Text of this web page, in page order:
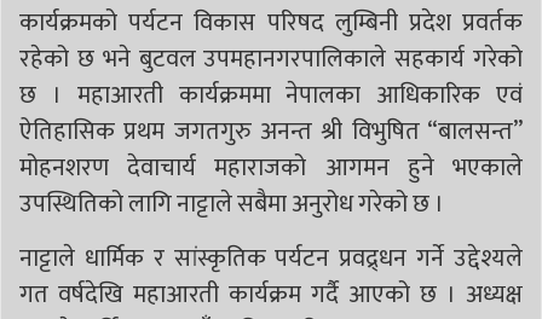
कार्यक्रमको पर्यटन विकास परिषद लुम्बिनी प्रदेश प्रवर्तक
रहेको छ भने बुटवल उपमहानगरपालिकाले सहकार्य गरेको
छ । महाआरती कार्यक्रममा नेपालका आधिकारिक एवं
ऐतिहासिक प्रथम जगतगुरु अनन्त श्री विभुषित “बालसन्त”
मोहनशरण देवाचार्य महाराजको आगमन हुने भएकाले
उपस्थितिको लागि नाट्टाले सबैमा अनुरोध गरेको छ ।
नाट्टाले धार्मिक र सांस्कृतिक पर्यटन प्रवद्र्धन गर्ने उद्देश्यले
गत वर्षदेखि महाआरती कार्यक्रम गर्दै आएको छ । अध्यक्ष